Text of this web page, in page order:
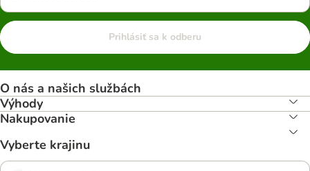
Prihlásiť sa k odberu
O nás a našich službách
Výhody
Nakupovanie
Vyberte krajinu